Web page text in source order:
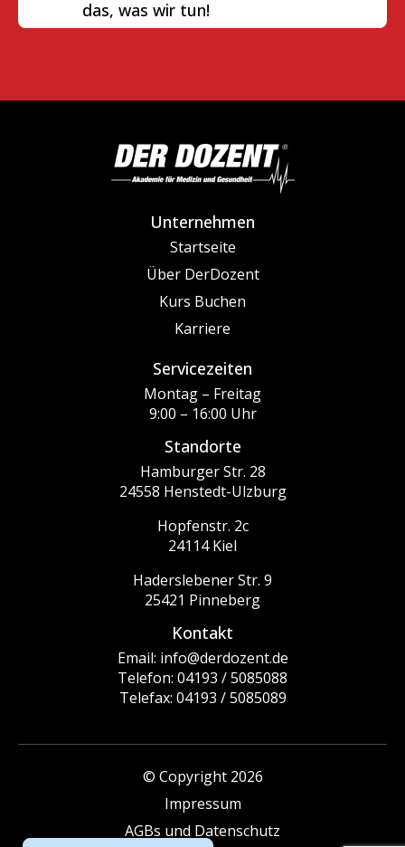
das, was wir tun!
Unternehmen
Startseite
Über DerDozent
Kurs Buchen
Karriere
Servicezeiten
Montag – Freitag
9:00 – 16:00 Uhr
Standorte
Hamburger Str. 28
24558 Henstedt-Ulzburg
Hopfenstr. 2c
24114 Kiel
Haderslebener Str. 9
25421 Pinneberg
Kontakt
Email: info@derdozent.de
Telefon: 04193 / 5085088
Telefax: 04193 / 5085089
© Copyright 2026
Impressum
AGBs und Datenschutz